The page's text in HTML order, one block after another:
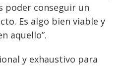
poder conseguir un
Es algo bien viable y
aquello”.
y exhaustivo para